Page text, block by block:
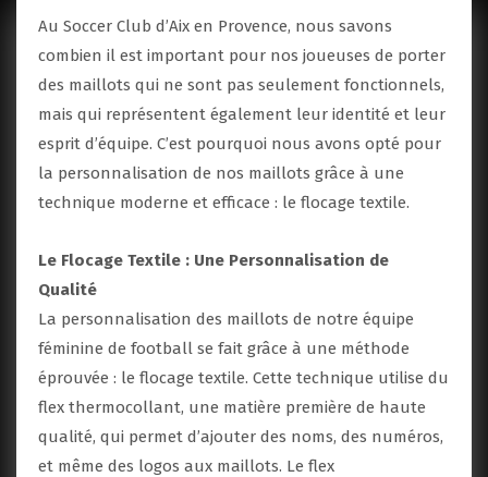
Au Soccer Club d’Aix en Provence, nous savons
combien il est important pour nos joueuses de porter
des maillots qui ne sont pas seulement fonctionnels,
mais qui représentent également leur identité et leur
esprit d’équipe. C’est pourquoi nous avons opté pour
la personnalisation de nos maillots grâce à une
technique moderne et efficace : le flocage textile.
Le Flocage Textile : Une Personnalisation de
Qualité
La personnalisation des maillots de notre équipe
féminine de football se fait grâce à une méthode
éprouvée : le flocage textile. Cette technique utilise du
flex thermocollant, une matière première de haute
qualité, qui permet d’ajouter des noms, des numéros,
et même des logos aux maillots. Le flex